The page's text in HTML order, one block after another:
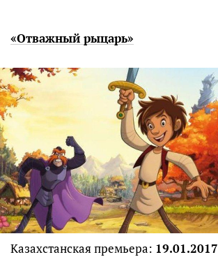
«Отважный рыцарь»
Казахстанская премьера: 19.01.2017